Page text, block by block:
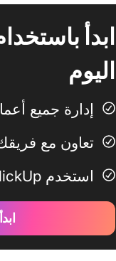
اليوم
إدارة جميع
تعاون مع
استخدم ClickUp مجانًا—إلى الأبد